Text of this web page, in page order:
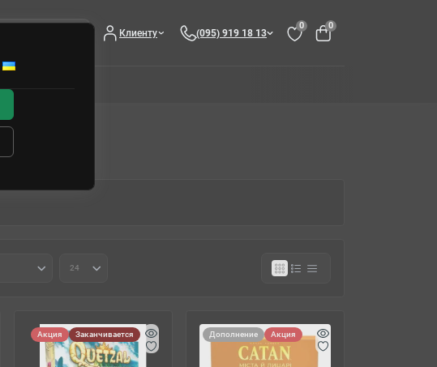
Клиенту (095) 919 18 13
0 0
Акция Заканчивается Дополнение Акция